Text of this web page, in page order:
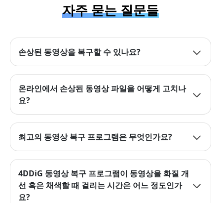
자주 묻는 질문들
손상된 동영상을 복구할 수 있나요?
온라인에서 손상된 동영상 파일을 어떻게 고치나
요?
최고의 동영상 복구 프로그램은 무엇인가요?
4DDiG 동영상 복구 프로그램이 동영상을 화질 개
선 혹은 채색할 때 걸리는 시간은 어느 정도인가
요?